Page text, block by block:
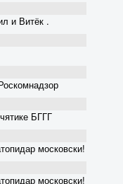
и Витёк .
БГГГ
московски!
московски!